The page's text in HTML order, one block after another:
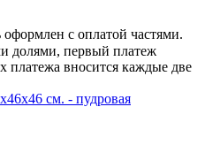
с оплатой частями.
долями, первый платеж
платежа вносится каждые две
см. - пудровая